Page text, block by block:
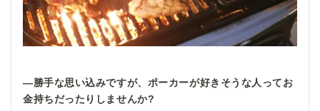
―勝手な思い込みですが、ポーカーが好きそうな人ってお
金持ちだったりしませんか?